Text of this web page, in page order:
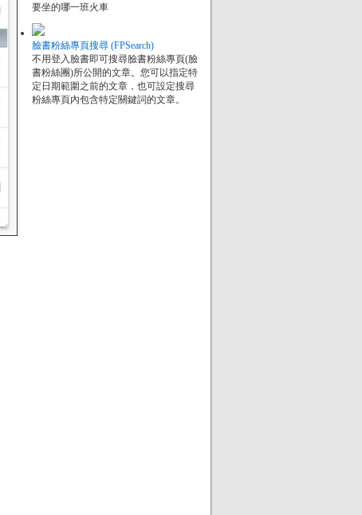
要坐的哪一班火車
臉書粉絲專頁搜尋 (FPSearch)
不用登入臉書即可搜尋臉書粉絲專頁(臉
書粉絲團)所公開的文章。您可以指定特
定日期範圍之前的文章，也可設定搜尋
粉絲專頁內包含特定關鍵詞的文章。